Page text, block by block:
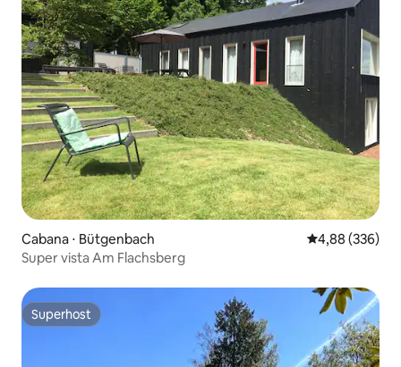
Cabana ⋅ Bütgenbach 4,88 de uma
4,88 (336)
Super vista Am Flachsberg
Superhost
Superhost